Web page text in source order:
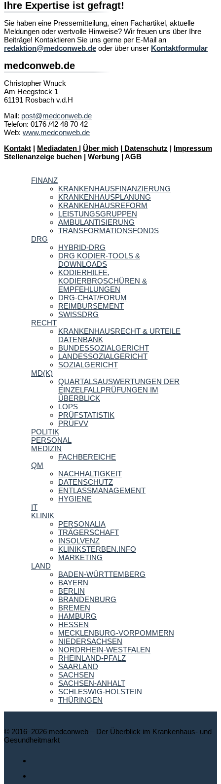
Ihre Expertise ist gefragt!
Sie haben eine Pressemitteilung, einen Fachartikel, aktuelle
Meldungen oder wertvolle Hinweise? Wir freuen uns über Ihre
Beiträge! Kontaktieren Sie uns gerne per E-Mail an
redaktion@medconweb.de oder über unser Kontaktformular
medconweb.de
Christopher Wnuck
Am Heegstock 1
61191 Rosbach v.d.H
Mail: post@medconweb.de
Telefon: 0176 /42 48 70 42
Web: www.medconweb.de
Kontakt | Mediadaten | Über mich | Datenschutz | Impressum
Stellenanzeige buchen | Werbung | AGB
FINANZ
KRANKENHAUSFINANZIERUNG
KRANKENHAUSPLANUNG
KRANKENHAUSREFORM
LEISTUNGSGRUPPEN
AMBULANTISIERUNG
TRANSFORMATIONSFONDS
DRG
HYBRID-DRG
DRG KODIER-TOOLS &
DOWNLOADS
KODIERHILFE,
KODIERBROSCHÜREN &
EMPFEHLUNGEN
DRG-CHAT/FORUM
REIMBURSEMENT
SWISSDRG
RECHT
KRANKENHAUSRECHT & URTEILE
DATENBANK
BUNDESSOZIALGERICHT
LANDESSOZIALGERICHT
SOZIALGERICHT
MD(K)
QUARTALSAUSWERTUNGEN DER
EINZELFALLPRÜFUNGEN IM
ÜBERBLICK
LOPS
PRÜFSTATISTIK
PRÜFVV
POLITIK
PERSONAL
MEDIZIN
FACHBEREICHE
QM
NACHHALTIGKEIT
DATENSCHUTZ
ENTLASSMANAGEMENT
HYGIENE
IT
KLINIK
PERSONALIA
TRÄGERSCHAFT
INSOLVENZ
KLINIKSTERBEN.INFO
MARKETING
LAND
BADEN-WÜRTTEMBERG
BAYERN
BERLIN
BRANDENBURG
BREMEN
HAMBURG
HESSEN
MECKLENBURG-VORPOMMERN
NIEDERSACHSEN
NORDRHEIN-WESTFALEN
RHEINLAND-PFALZ
SAARLAND
SACHSEN
SACHSEN-ANHALT
SCHLESWIG-HOLSTEIN
THÜRINGEN
© 2016–2026 medconweb – Der Überblick im Krankenhaus- und
Gesundheitmarkt